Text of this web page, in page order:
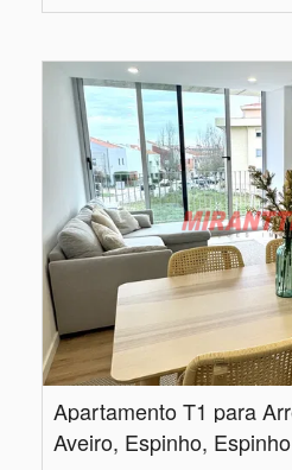
Aveiro, Espinho, Espinho